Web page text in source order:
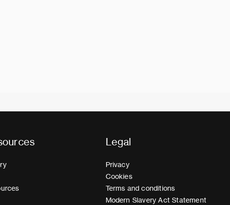
Legal
Privacy
Cookies
Terms and conditions
Modern Slavery Act Statement